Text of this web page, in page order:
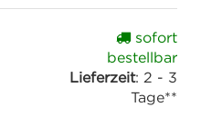
sofort
bestellbar
Lieferzeit: 2 - 3
Tage**